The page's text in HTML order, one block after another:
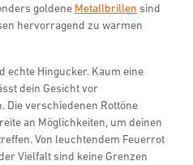
goldene Metallbrillen sind
hervorragend zu warmen
echte Hingucker. Kaum eine
dein Gesicht vor
Die verschiedenen Rottöne
an Möglichkeiten, um deinen
Von leuchtendem Feuerrot
Vielfalt sind keine Grenzen